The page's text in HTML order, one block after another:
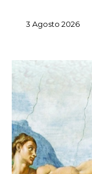
3 Agosto 2026